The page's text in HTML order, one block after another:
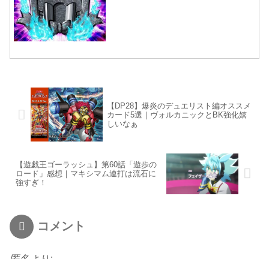
【DP28】爆炎のデュエリスト編オススメ
カード5選｜ヴォルカニックとBK強化嬉
しいなぁ
【遊戯王ゴーラッシュ】第60話「遊歩の
ロード」感想｜マキシマム連打は流石に
強すぎ！
コメント